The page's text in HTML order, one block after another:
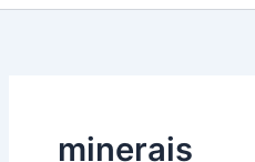
minerais